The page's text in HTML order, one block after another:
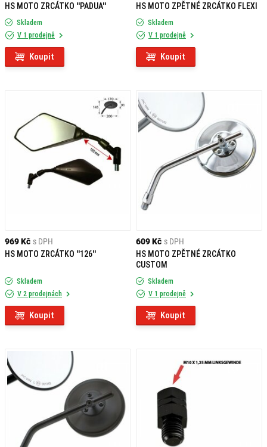
HS MOTO ZRCÁTKO ''PADUA''
Skladem
V 1 prodejně
Koupit
HS MOTO ZPĚTNÉ ZRCÁTKO FLEXI
Skladem
V 1 prodejně
Koupit
969 Kč s DPH
HS MOTO ZRCÁTKO ''126''
Skladem
V 2 prodejnách
Koupit
609 Kč s DPH
HS MOTO ZPĚTNÉ ZRCÁTKO
CUSTOM
Skladem
V 1 prodejně
Koupit